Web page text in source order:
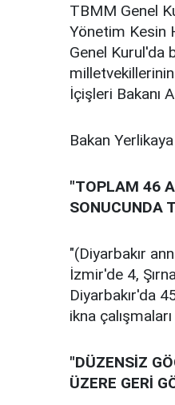
TBMM Genel
Yönetim Kesin
Genel Kurul'da
milletvekillerinin
İçişleri Bakanı
Bakan
"TOPLAM 46
SONUCUNDA
"(Diyarbakır
İzmir'de 4,
Diyarbakır'da
ikna
"DÜZENSİZ
ÜZERE GERİ